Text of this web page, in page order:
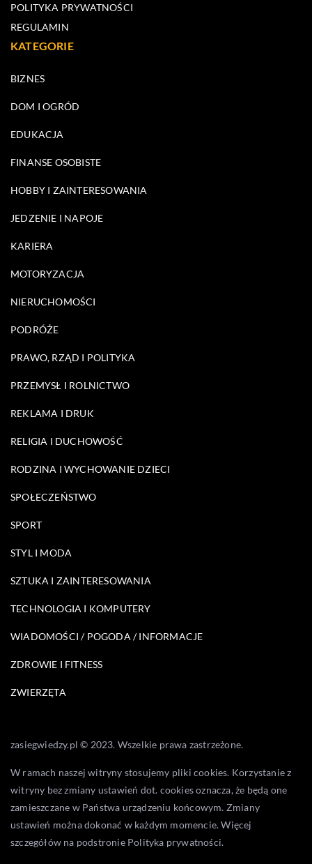
POLITYKA PRYWATNOŚCI
REGULAMIN
KATEGORIE
BIZNES
DOM I OGRÓD
EDUKACJA
FINANSE OSOBISTE
HOBBY I ZAINTERESOWANIA
JEDZENIE I NAPOJE
KARIERA
MOTORYZACJA
NIERUCHOMOŚCI
PODRÓŻE
PRAWO, RZĄD I POLITYKA
PRZEMYSŁ I ROLNICTWO
REKLAMA I DRUK
RELIGIA I DUCHOWOŚĆ
RODZINA I WYCHOWANIE DZIECI
SPOŁECZEŃSTWO
SPORT
STYL I MODA
SZTUKA I ZAINTERESOWANIA
TECHNOLOGIA I KOMPUTERY
WIADOMOŚCI / POGODA / INFORMACJE
ZDROWIE I FITNESS
ZWIERZĘTA
zasiegwiedzy.pl © 2023. Wszelkie prawa zastrzeżone.
W ramach naszej witryny stosujemy pliki cookies. Korzystanie z
witryny bez zmiany ustawień dot. cookies oznacza, że będą one
zamieszczane w Państwa urządzeniu końcowym. Zmiany
ustawień można dokonać w każdym momencie. Więcej
szczegółów na podstronie Polityka prywatności.